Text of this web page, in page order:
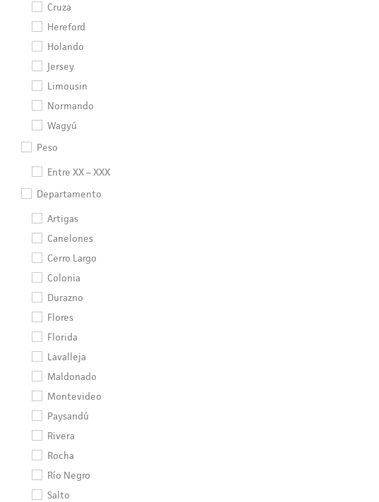
Cruza
Hereford
Holando
Jersey
Limousin
Normando
Wagyú
Peso
Entre XX – XXX
Departamento
Artigas
Canelones
Cerro Largo
Colonia
Durazno
Flores
Florida
Lavalleja
Maldonado
Montevideo
Paysandú
Rivera
Rocha
Río Negro
Salto